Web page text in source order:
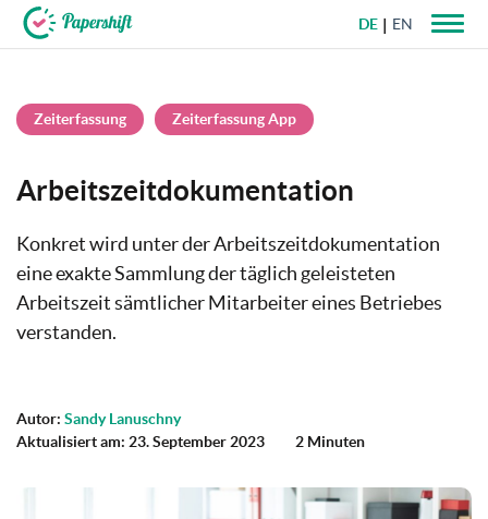
DE EN
Zeiterfassung Zeiterfassung App
Arbeitszeitdokumentation
Konkret wird unter der Arbeitszeitdokumentation
eine exakte Sammlung der täglich geleisteten
Arbeitszeit sämtlicher Mitarbeiter eines Betriebes
verstanden.
Autor: Sandy Lanuschny
Aktualisiert am: 23. September 2023
2 Minuten